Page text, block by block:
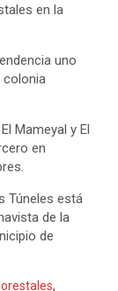
en la
uno
colonia
Mameyal y El
en
Túneles está
de la
de
,